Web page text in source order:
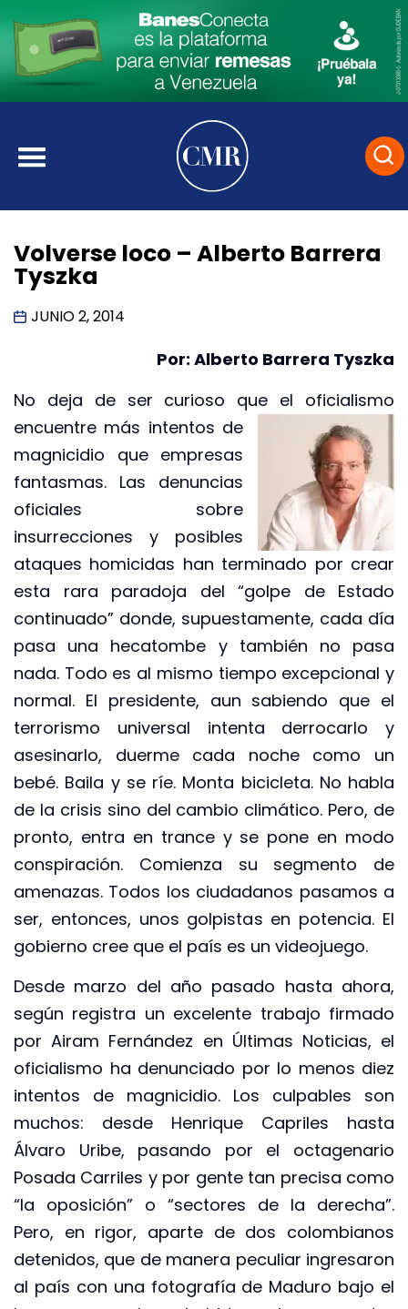
Volverse loco – Alberto Barrera
Tyszka
JUNIO 2, 2014
Por: Alberto Barrera Tyszka
No deja de ser curioso que el oficialismo
encuentre más intentos de
magnicidio que empresas
fantasmas. Las denuncias
oficiales sobre
insurrecciones y posibles
ataques homicidas han terminado por crear
esta rara paradoja del “golpe de Estado
continuado” donde, supuestamente, cada día
pasa una hecatombe y también no pasa
nada. Todo es al mismo tiempo excepcional y
normal. El presidente, aun sabiendo que el
terrorismo universal intenta derrocarlo y
asesinarlo, duerme cada noche como un
bebé. Baila y se ríe. Monta bicicleta. No habla
de la crisis sino del cambio climático. Pero, de
pronto, entra en trance y se pone en modo
conspiración. Comienza su segmento de
amenazas. Todos los ciudadanos pasamos a
ser, entonces, unos golpistas en potencia. El
gobierno cree que el país es un videojuego.
Desde marzo del año pasado hasta ahora,
según registra un excelente trabajo firmado
por Airam Fernández en Últimas Noticias, el
oficialismo ha denunciado por lo menos diez
intentos de magnicidio. Los culpables son
muchos: desde Henrique Capriles hasta
Álvaro Uribe, pasando por el octagenario
Posada Carriles y por gente tan precisa como
“la oposición” o “sectores de la derecha”.
Pero, en rigor, aparte de dos colombianos
detenidos, que de manera peculiar ingresaron
al país con una fotografía de Maduro bajo el